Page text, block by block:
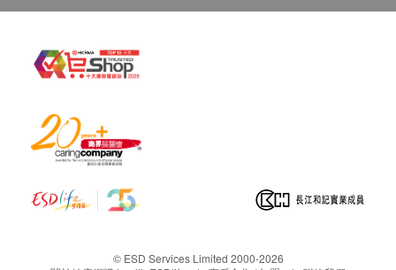
配備特大時鐘顯示，內置和諧音輕觸式按鍵。
深度: 30.5 厘米
闊度: 26 厘米
高度: 35 厘米
連12公升裝水高度: 64厘米
Wats-Touch冷熱水機規格：
條款及細則
訂講１２公升或１８公升桶裝蒸餾水需繳交水樽按
金將於退回水樽時退還。
保養:
水機提供 1 年保養
Touch提供12個月免費維修服務。
© ESD Services Limited 2000-2026